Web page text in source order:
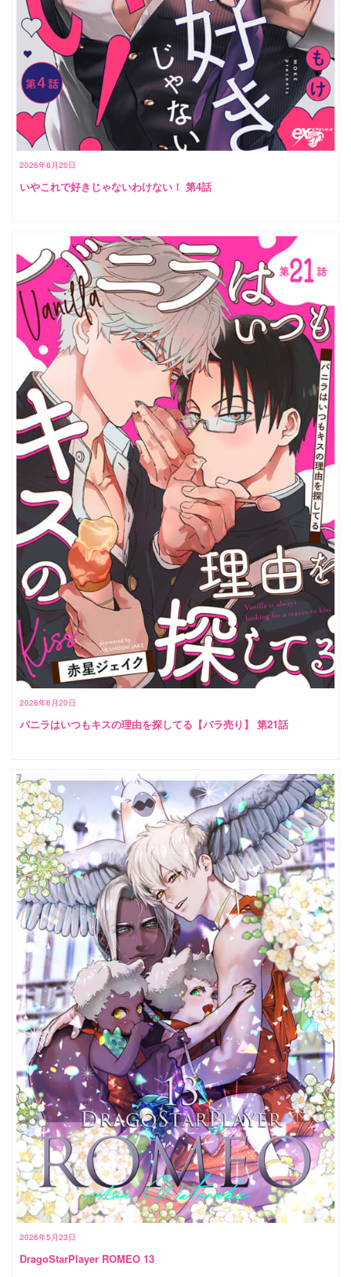
2026年6月20日
いやこれで好きじゃないわけない！ 第4話
2026年6月20日
バニラはいつもキスの理由を探してる【バラ売り】 第21話
2026年5月23日
DragoStarPlayer ROMEO 13